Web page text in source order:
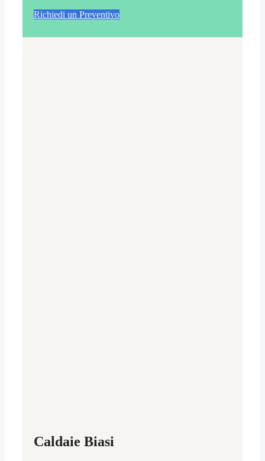
Richiedi un Preventivo
Caldaie Biasi